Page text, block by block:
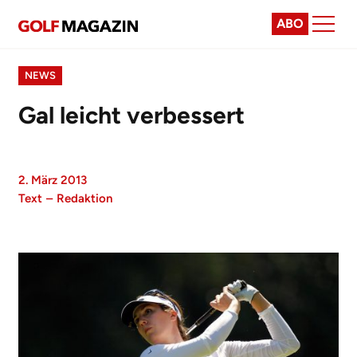
ABO
NEWS
Gal leicht verbessert
2. März 2013
Text – Redaktion